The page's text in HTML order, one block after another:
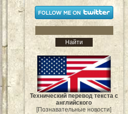
Технический перевод текста с
английского
[Познавательные новости]